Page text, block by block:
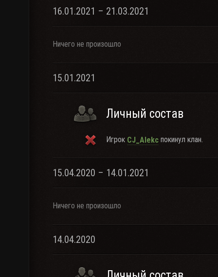
16.01.2021 – 21.03.2021
Ничего не произошло
15.01.2021
Личный состав
Игрок CJ_Alekc покинул клан.
15.04.2020 – 14.01.2021
Ничего не произошло
14.04.2020